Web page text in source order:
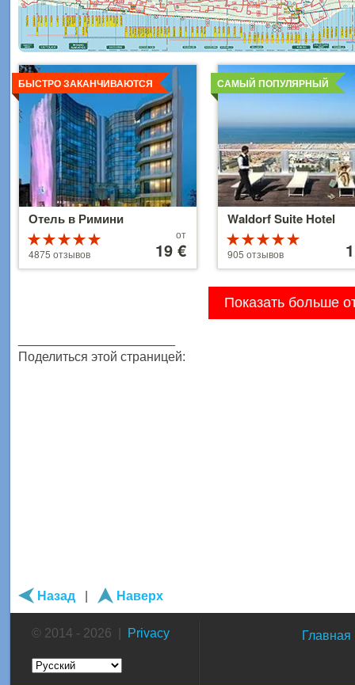
Отель в Римини
БЫСТРО ЗАКАНЧИВАЮТСЯ
4.5 из 5
4875 отзывов
от
19 €
Детальнее
Waldorf Suite Hotel
САМЫЙ ПОПУЛЯРНЫЙ
5 из 5
905 отзывов 110 €
Детальнее
Показать больше
Поделиться этой страницей:
Назад Наверх
© 2014 - 2026 | Privacy Главная